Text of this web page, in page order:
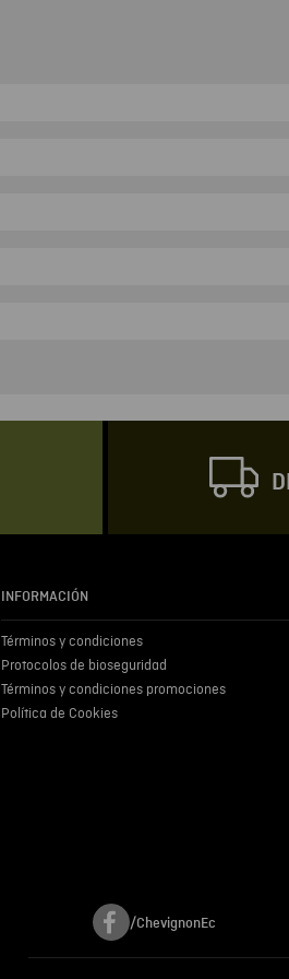
INFORMACIÓN
Términos y condiciones
Protocolos de bioseguridad
Términos y condiciones promociones
Política de Cookies
/ChevignonEc